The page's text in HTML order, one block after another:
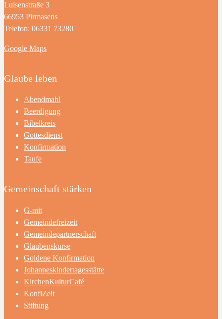
Luisenstraße 3
66953 Pirmasens
Telefon: 06331 73280
Google Maps
Glaube leben
Abendmahl
Beerdigung
Bibelkreis
Gottesdienst
Konfirmation
Taufe
Gemeinschaft stärken
G-mit
Gemeindefreizeit
Gemeindepartnerschaft
Glaubenskurse
Goldene Konfirmation
Johanneskindertagesstätte
KirchenKulturCafé
KonfiZeit
Stiftung